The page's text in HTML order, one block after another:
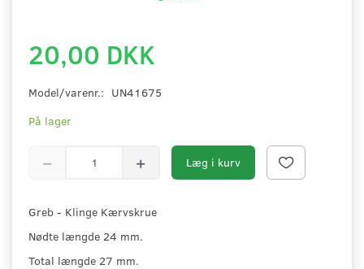
20,00 DKK
Model/varenr.: UN41675
På lager
Læg i kurv
Greb - Klinge Kærvskrue
Nødte længde 24 mm.
Total længde 27 mm.